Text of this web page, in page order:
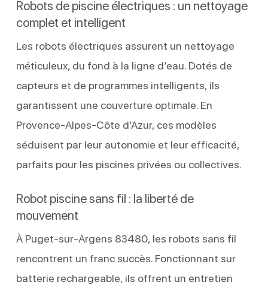
Robots de piscine électriques : un nettoyage
complet et intelligent
Les robots électriques assurent un nettoyage
méticuleux, du fond à la ligne d’eau. Dotés de
capteurs et de programmes intelligents, ils
garantissent une couverture optimale. En
Provence-Alpes-Côte d’Azur, ces modèles
séduisent par leur autonomie et leur efficacité,
parfaits pour les piscines privées ou collectives.
Robot piscine sans fil : la liberté de
mouvement
À Puget-sur-Argens 83480, les robots sans fil
rencontrent un franc succès. Fonctionnant sur
batterie rechargeable, ils offrent un entretien